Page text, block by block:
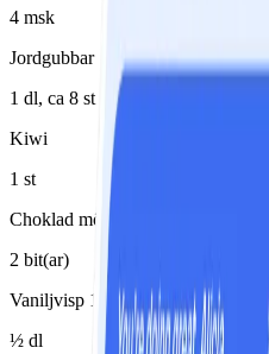
4 msk
Jordgubbar
1 dl, ca 8 st
Kiwi
1 st
Choklad mörk
2 bit(ar)
Vaniljvisp 12% (ovispad)
½ dl